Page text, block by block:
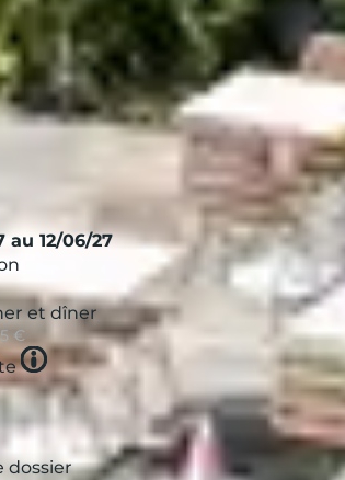
au lâcher-prise. Explorer
au 12/06/27
et dîner
€
Tooltip
icon
dossier